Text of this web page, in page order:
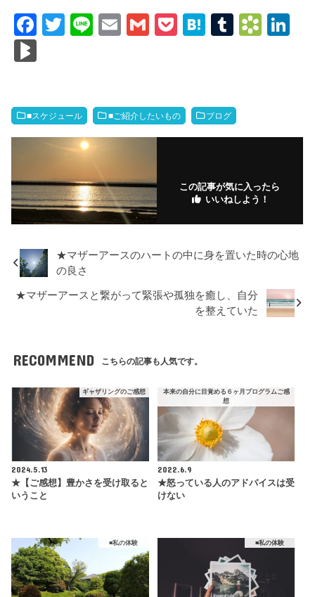
F
b
o
k
T
Li
E
G
P
H
a
T
r
B
ar
.fr
n
M
ar
■スケジュール ■ご紹介したいもの ブログ
この記事が気に入ったら
いいねしよう！
★マザーアースのハートの中に身を置いた時の心地
の良さ
★マザーアースと繋がって緊張や孤独を癒し、自分
を整えていた
RECOMMEND こちらの記事も人気です。
ギャザリングのご感想
2024.5.13
★【ご感想】豊かさを受け取ると
いうこと
本来の自分に目覚める６ヶ月プログラムご感
想
2022.6.9
★怒っている人のアドバイスは受
けない
■私の体験 ■私の体験